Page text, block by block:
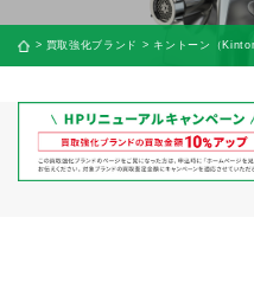
24時間365日受
買取に関する質問や相談もす
簡単操作！
買取強化ブランド キントーン（